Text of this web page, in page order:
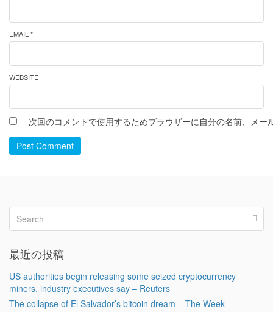
EMAIL *
WEBSITE
次回のコメントで使用するためブラウザーに自分の名前、メー
Post Comment
最近の投稿
US authorities begin releasing some seized cryptocurrency
miners, industry executives say – Reuters
The collapse of El Salvador’s bitcoin dream – The Week